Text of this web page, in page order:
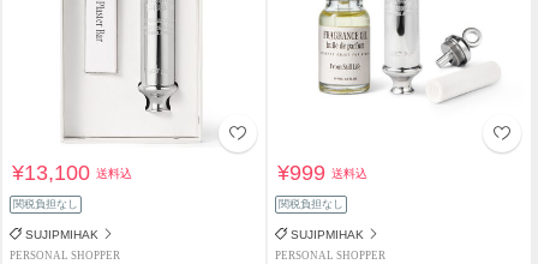
¥13,100送料込
関税負担なし
SUJIPMIHAK
PERSONAL SHOPPER
¥999送料込
関税負担なし
SUJIPMIHAK
PERSONAL SHOPPER